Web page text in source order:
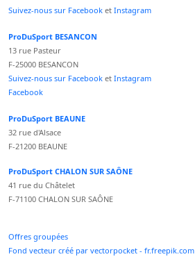
Suivez-nous sur Facebook et Instagram
ProDuSport BESANCON
13 rue Pasteur
F-25000 BESANCON
Suivez-nous sur Facebook et Instagram
Facebook
ProDuSport BEAUNE
32 rue d'Alsace
F-21200 BEAUNE
ProDuSport CHALON SUR SAÔNE
41 rue du Châtelet
F-71100 CHALON SUR SAÔNE
Offres groupées
Fond vecteur créé par vectorpocket - fr.freepik.com